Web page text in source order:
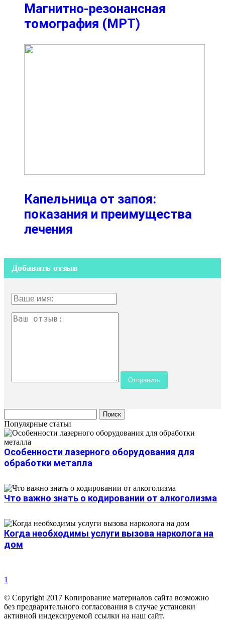
Магнитно-резонансная
томография (МРТ)
Капельница от запоя:
показания и преимущества
лечения
Добавить отзыв
Популярные статьи
Особенности лазерного оборудования для
обработки металла
Что важно знать о кодировании от алкоголизма
Когда необходимы услуги вызова нарколога на
дом
1
© Copyright 2017 Копирование материалов сайта возможно
без предварительного согласования в случае установки
активной индексируемой ссылки на наш сайт.